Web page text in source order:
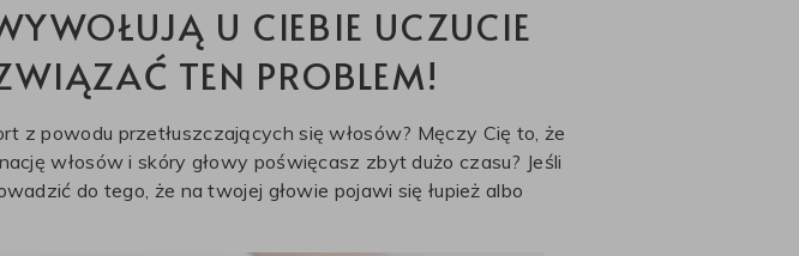
U CIEBIE UCZUCIE
TEN PROBLEM!
z powodu przetłuszczających się włosów? Męczy Cię to, że
włosów i skóry głowy poświęcasz zbyt dużo czasu? Jeśli
do tego, że na twojej głowie pojawi się łupież albo